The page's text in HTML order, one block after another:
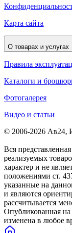
Карта сайта
О товарах и услугах
Правила
Каталоги и
Фотогалерея
Видео и статьи
© 2006-2026
Вся
реализуемых
характер и не
положениями ст.
указанные на
и являются
рассчитывается
Опубликованная
изменена в любое